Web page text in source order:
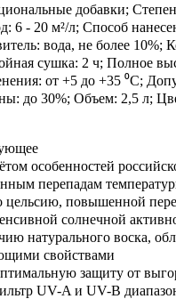
добавки;
6 - 20 м²/л; Способ
вода, не более 10%;
сушка: 2 ч; Полное
от +5 до +35 ⁰С;
до 30%; Объем: 2,5 л;
особенностей
перепадам
цельсию, повышенной
солнечной
натурального воска,
свойствами
защиту от
UV-A и UV-B